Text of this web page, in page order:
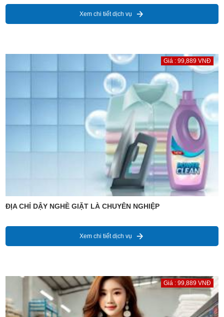
Xem chi tiết dịch vụ
Giá : 99,889 VNĐ
ĐỊA CHỈ DẬY NGHỀ GIẶT LÀ CHUYÊN NGHIỆP
Xem chi tiết dịch vụ
Giá : 99,889 VNĐ